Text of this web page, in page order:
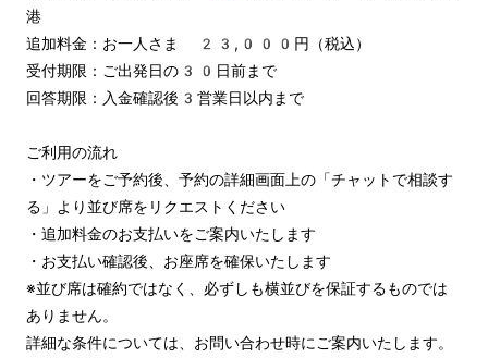
港
追加料金：お一人さま 23,000円（税込）
受付期限：ご出発日の30日前まで
回答期限：入金確認後3営業日以内まで
ご利用の流れ
・ツアーをご予約後、予約の詳細画面上の「チャットで相談す
る」より並び席をリクエストください
・追加料金のお支払いをご案内いたします
・お支払い確認後、お座席を確保いたします
※並び席は確約ではなく、必ずしも横並びを保証するものでは
ありません。
詳細な条件については、お問い合わせ時にご案内いたします。